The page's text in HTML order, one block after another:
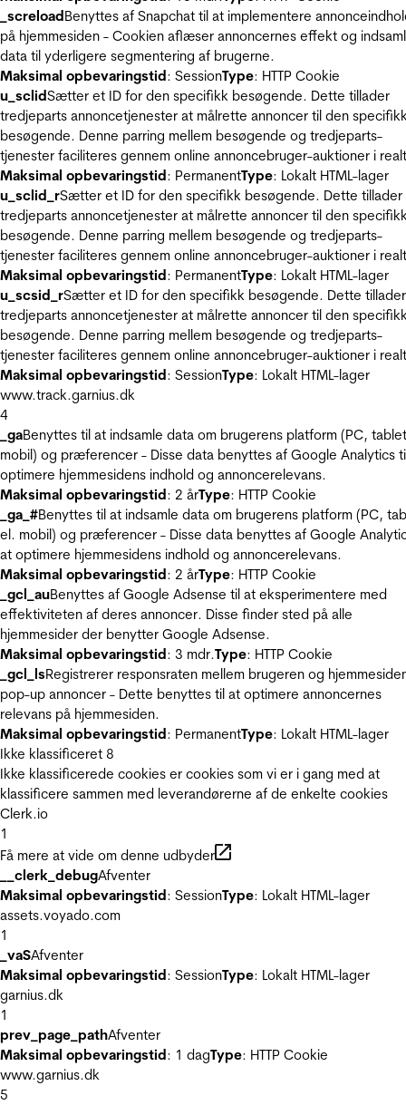
_screloadBenyttes af Snapchat til at implementere
på hjemmesiden - Cookien aflæser annoncernes effekt og
data til yderligere segmentering af brugerne.
Maksimal opbevaringstid: SessionType: HTTP Cookie
u_sclidSætter et ID for den specifikk besøgende. Dette tillader
tredjeparts annoncetjenester at målrette annoncer til den
besøgende. Denne parring mellem besøgende og tredjeparts-
tjenester faciliteres gennem online annoncebruger-auktioner i
Maksimal opbevaringstid: PermanentType: Lokalt HTML-lager
u_sclid_rSætter et ID for den specifikk besøgende. Dette tillader
tredjeparts annoncetjenester at målrette annoncer til den
besøgende. Denne parring mellem besøgende og tredjeparts-
tjenester faciliteres gennem online annoncebruger-auktioner i
Maksimal opbevaringstid: PermanentType: Lokalt HTML-lager
u_scsid_rSætter et ID for den specifikk besøgende. Dette tillader
tredjeparts annoncetjenester at målrette annoncer til den
besøgende. Denne parring mellem besøgende og tredjeparts-
tjenester faciliteres gennem online annoncebruger-auktioner i
Maksimal opbevaringstid: SessionType: Lokalt HTML-lager
www.track.garnius.dk
4
_gaBenyttes til at indsamle data om brugerens platform (PC,
mobil) og præferencer - Disse data benyttes af Google Analytics
optimere hjemmesidens indhold og annoncerelevans.
Maksimal opbevaringstid: 2 årType: HTTP Cookie
_ga_#Benyttes til at indsamle data om brugerens platform (PC,
el. mobil) og præferencer - Disse data benyttes af Google
at optimere hjemmesidens indhold og annoncerelevans.
Maksimal opbevaringstid: 2 årType: HTTP Cookie
_gcl_auBenyttes af Google Adsense til at eksperimentere med
effektiviteten af deres annoncer. Disse finder sted på alle
hjemmesider der benytter Google Adsense.
Maksimal opbevaringstid: 3 mdr.Type: HTTP Cookie
_gcl_lsRegistrerer responsraten mellem brugeren og
pop-up annoncer - Dette benyttes til at optimere annoncernes
relevans på hjemmesiden.
Maksimal opbevaringstid: PermanentType: Lokalt HTML-lager
Ikke klassificeret 8
Ikke klassificerede cookies er cookies som vi er i gang med at
klassificere sammen med leverandørerne af de enkelte cookies
Clerk.io
1
Få mere at vide om denne udbyder
__clerk_debugAfventer
Maksimal opbevaringstid: SessionType: Lokalt HTML-lager
assets.voyado.com
1
_vaSAfventer
Maksimal opbevaringstid: SessionType: Lokalt HTML-lager
garnius.dk
1
prev_page_pathAfventer
Maksimal opbevaringstid: 1 dagType: HTTP Cookie
www.garnius.dk
5